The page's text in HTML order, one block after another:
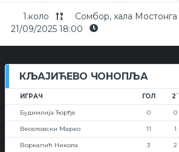
1.коло
Сомбор, хала Мостонга
21/09/2025 18:00
КЉАЈИЋЕВО ЧОНОПЉА
ИГРАЧ ГОЛ 2`
Будимлија Ђорђе 0 0
Веселовски Марко 11 1
Воркапић Никола 3 2